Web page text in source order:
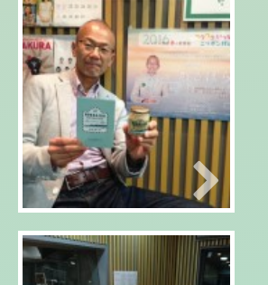
2016年03月29日
北海道新幹線記念！